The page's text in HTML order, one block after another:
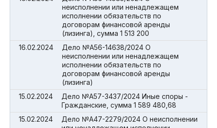
неисполнении или ненадлежащем
исполнении обязательств по
договорам финансовой аренды
(лизинга), сумма 1 513 200
16.02.2024
Дело №А56-14638/2024 О
неисполнении или ненадлежащем
исполнении обязательств по
договорам финансовой аренды
(лизинга)
15.02.2024
Дело №А57-3437/2024 Иные споры -
Гражданские, сумма 1 589 480,68
15.02.2024
Дело №А47-2279/2024 О неисполнении